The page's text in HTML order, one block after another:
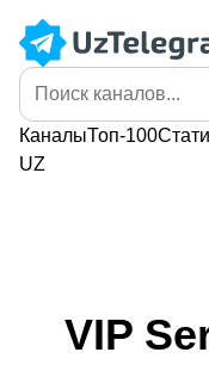
КаналыТоп-100
UZ
VIP